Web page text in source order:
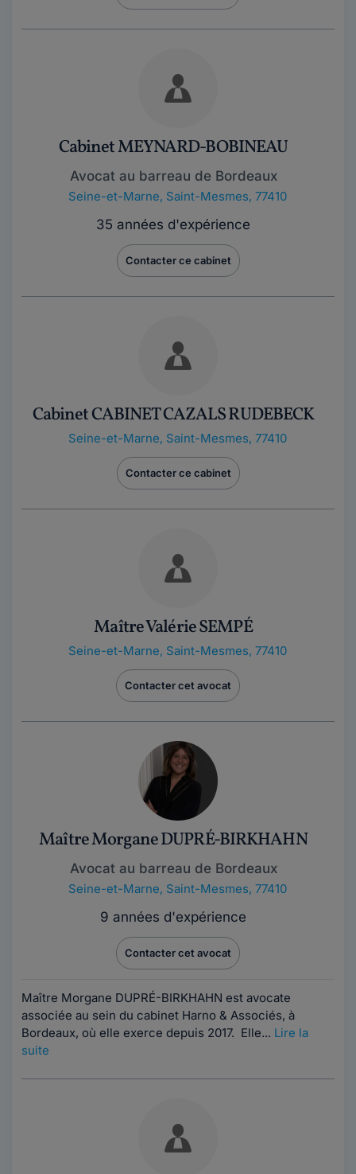
Cabinet MEYNARD-BOBINEAU
Avocat au barreau de Bordeaux
Seine-et-Marne, Saint-Mesmes, 77410
35 années d'expérience
Contacter ce cabinet
Cabinet CABINET CAZALS RUDEBECK
Seine-et-Marne, Saint-Mesmes, 77410
Contacter ce cabinet
Maître Valérie SEMPÉ
Seine-et-Marne, Saint-Mesmes, 77410
Contacter cet avocat
Maître Morgane DUPRÉ-BIRKHAHN
Avocat au barreau de Bordeaux
Seine-et-Marne, Saint-Mesmes, 77410
9 années d'expérience
Contacter cet avocat
Maître Morgane DUPRÉ-BIRKHAHN est avocate
associée au sein du cabinet Harno & Associés, à
Bordeaux, où elle exerce depuis 2017. Elle... Lire la
suite